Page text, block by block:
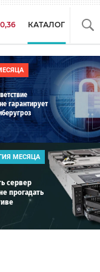
КАТАЛОГ
гарантирует
МЕСЯЦА
сервер
прогадать